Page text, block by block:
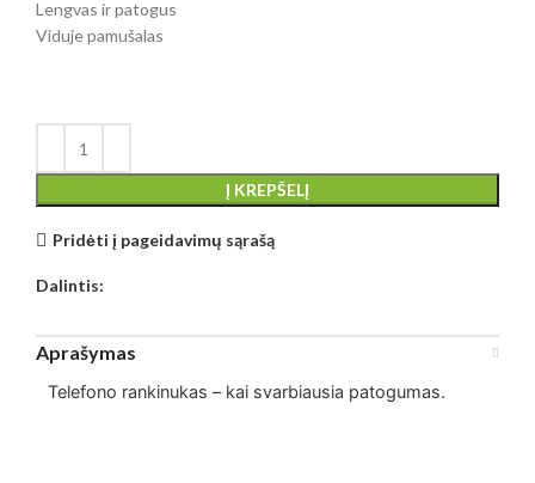
Lengvas ir patogus
Viduje pamušalas
Į KREPŠELĮ
Pridėti į pageidavimų sąrašą
Dalintis:
Aprašymas
Telefono rankinukas – kai svarbiausia patogumas.